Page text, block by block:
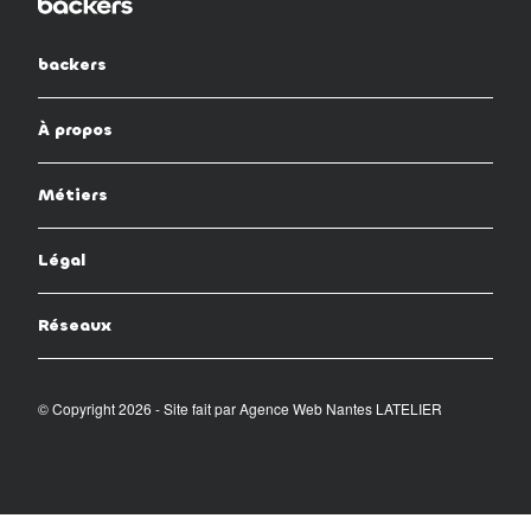
backers
À propos
Métiers
Légal
Réseaux
© Copyright 2026 - Site fait parAgence Web Nantes LATELIER